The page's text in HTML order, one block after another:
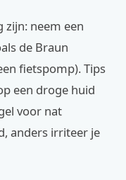
zijn: neem een
de Braun
fietspomp). Tips
een droge huid
voor nat
anders irriteer je